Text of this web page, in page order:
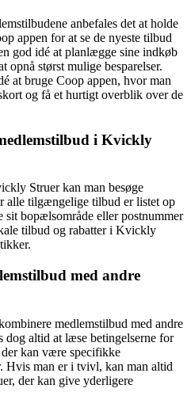
anbefales det at holde
appen for at se de nyeste tilbud
god idé at planlægge sine indkøb
opnå størst mulige besparelser.
at bruge Coop appen, hvor man
og få et hurtigt overblik over de
i Kvickly
Struer kan man besøge
alle tilgængelige tilbud er listet op
sit bopælsområde eller postnummer
tilbud og rabatter i Kvickly
med andre
medlemstilbud med andre
altid at læse betingelserne for
kan være specifikke
Hvis man er i tvivl, kan man altid
der kan give yderligere